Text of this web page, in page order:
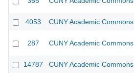
4053 CUNY Academic Commons
287 CUNY Academic Commons
14787 CUNY Academic Commons